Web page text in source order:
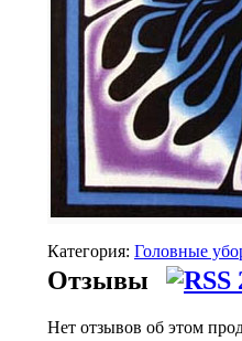
Категория: Головные
Отзывы
Нет отзывов об этом